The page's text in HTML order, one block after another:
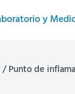
y
/ Punto de